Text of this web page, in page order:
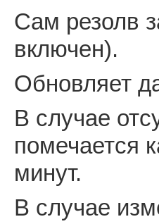
Сам резолв
включен).
Обновляет
В случае
помечается
минут.
В случае